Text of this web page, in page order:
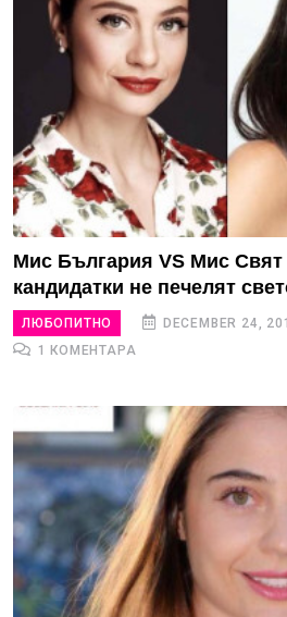
Мис България VS Мис
кандидатки не печелят
ЛЮБОПИТНО DECEMBER 24,
1 КОМЕНТАРА